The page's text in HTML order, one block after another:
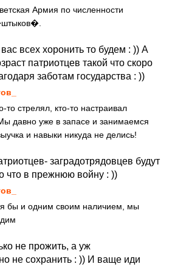
Армия по численности
всех хоронить то будем : )) А
патриотцев такой что скоро
заботам государства : ))
то стрелял, кто-то настраивал
давно уже в запасе и занимаемся
и навыки никуда не делись!
заградотрядовцев будут
что в прежнюю войну : ))
бы и одним своим наличием, мы
не прожить, а уж
не сохранить : )) И ваще иди